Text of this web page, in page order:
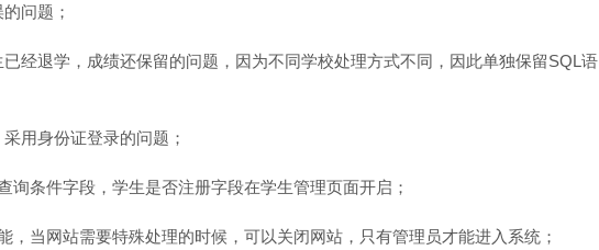
问题；
经退学，成绩还保留的问题，因为不同学校处理方式不同，因此单独保留SQL语
用身份证登录的问题；
询条件字段，学生是否注册字段在学生管理页面开启；
，当网站需要特殊处理的时候，可以关闭网站，只有管理员才能进入系统；